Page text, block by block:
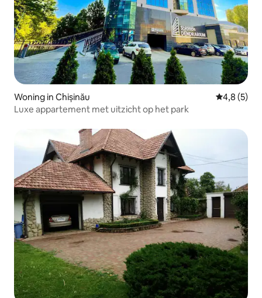
Woning in Chișinău
4,8 (5)
Luxe appartement met uitzicht op het park